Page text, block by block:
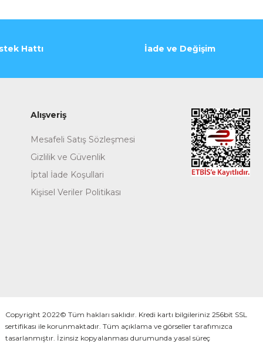
Hattı İade ve Değişim
Alışveriş
Mesafeli Satış Sözleşmesi
Gizlilik ve Güvenlik
İptal İade Koşullari
Kişisel Veriler Politikası
Copyright 2022© Tüm hakları saklıdır. Kredi kartı bilgileriniz 256bit SSL
sertifikası ile korunmaktadır. Tüm açıklama ve görseller tarafımızca
tasarlanmıştır. İzinsiz kopyalanması durumunda yasal süreç